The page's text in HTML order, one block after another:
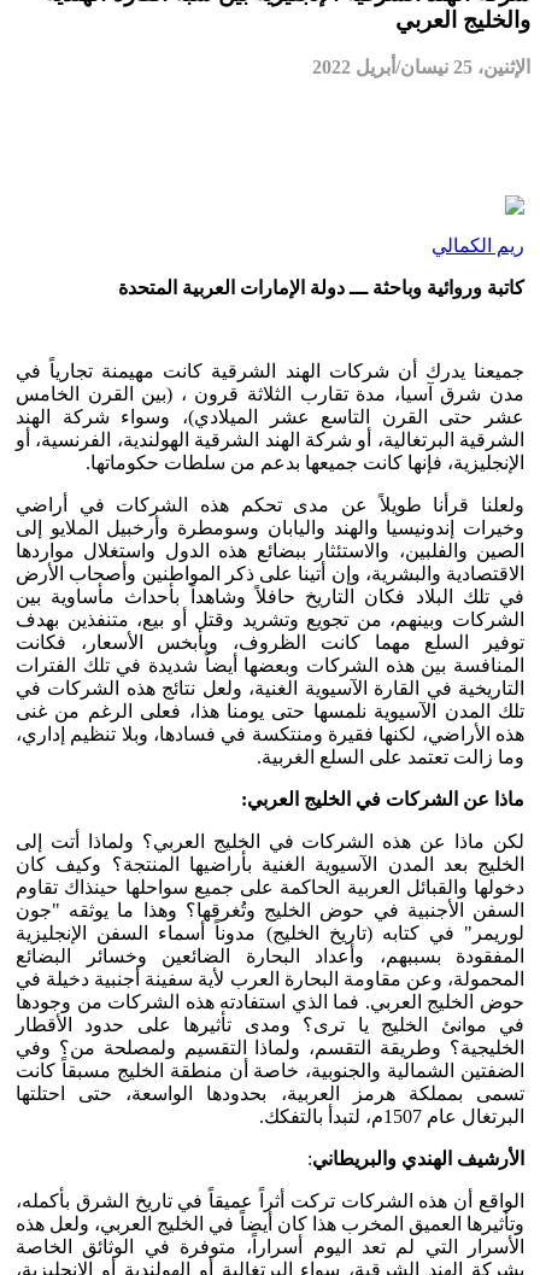
والخليج العربي
الإثنين، 25 نيسان/أبريل 2022
ريم الكمالي
كاتبة وروائية وباحثة ـــ دولة الإمارات العربية المتحدة
جميعنا يدرك أن شركات الهند الشرقية كانت مهيمنة تجارياً في
مدن شرق آسيا، مدة تقارب الثلاثة قرون ، (بين القرن الخامس
عشر حتى القرن التاسع عشر الميلادي)، وسواء شركة الهند
الشرقية البرتغالية، أو شركة الهند الشرقية الهولندية، الفرنسية، أو
الإنجليزية، فإنها كانت جميعها بدعم من سلطات حكوماتها.
ولعلنا قرأنا طويلاً عن مدى تحكم هذه الشركات في أراضي
وخيرات إندونيسيا والهند واليابان وسومطرة وأرخبيل الملايو إلى
الصين والفلبين، والاستئثار ببضائع هذه الدول واستغلال مواردها
الاقتصادية والبشرية، وإن أتينا على ذكر المواطنين وأصحاب الأرض
في تلك البلاد فكان التاريخ حافلاً وشاهداً بأحداث مأساوية بين
الشركات وبينهم، من تجويع وتشريد وقتل أو بيع، متنفذين بهدف
توفير السلع مهما كانت الظروف، وبأبخس الأسعار، فكانت
المنافسة بين هذه الشركات وبعضها أيضاً شديدة في تلك الفترات
التاريخية في القارة الآسيوية الغنية، ولعل نتائج هذه الشركات في
تلك المدن الآسيوية نلمسها حتى يومنا هذا، فعلى الرغم من غنى
هذه الأراضي، لكنها فقيرة ومنتكسة في فسادها، وبلا تنظيم إداري،
وما زالت تعتمد على السلع الغربية.
ماذا عن الشركات في الخليج العربي:
لكن ماذا عن هذه الشركات في الخليج العربي؟ ولماذا أتت إلى
الخليج بعد المدن الآسيوية الغنية بأراضيها المنتجة؟ وكيف كان
دخولها والقبائل العربية الحاكمة على جميع سواحلها حينذاك تقاوم
السفن الأجنبية في حوض الخليج وتُغرقها؟ وهذا ما يوثقه "جون
لوريمر" في كتابه (تاريخ الخليج) مدوناً أسماء السفن الإنجليزية
المفقودة بسببهم، وأعداد البحارة الضائعين وخسائر البضائع
المحمولة، وعن مقاومة البحارة العرب لأية سفينة أجنبية دخيلة في
حوض الخليج العربي. فما الذي استفادته هذه الشركات من وجودها
في موانئ الخليج يا ترى؟ ومدى تأثيرها على حدود الأقطار
الخليجية؟ وطريقة التقسم، ولماذا التقسيم ولمصلحة من؟ وفي
الضفتين الشمالية والجنوبية، خاصة أن منطقة الخليج مسبقاً كانت
تسمى بمملكة هرمز العربية، بحدودها الواسعة، حتى احتلتها
البرتغال عام 1507م، لتبدأ بالتفكك.
الأرشيف الهندي والبريطاني:
الواقع أن هذه الشركات تركت أثراً عميقاً في تاريخ الشرق بأكمله،
وتأثيرها العميق المخرب هذا كان أيضاً في الخليج العربي، ولعل هذه
الأسرار التي لم تعد اليوم أسراراً، متوفرة في الوثائق الخاصة
بشركة الهند الشرقية، سواء البرتغالية أو الهولندية أو الإنجليزية،